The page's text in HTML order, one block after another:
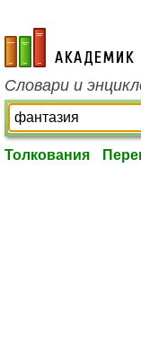
academic.ru
Словари и
Толкования